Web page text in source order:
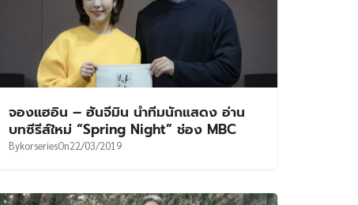
จองแฮอิน – ฮันจีมิน นำทีมนักแสดง อ่าน
บทซีรีส์ใหม่ “Spring Night” ช่อง MBC
BykorseriesOn22/03/2019